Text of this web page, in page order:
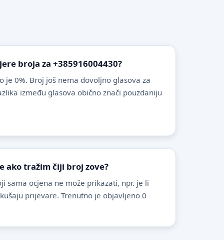
broja za +385916004430?
je 0%. Broj još nema dovoljno glasova za
između glasova obično znači pouzdaniju
ako tražim čiji broj zove?
sama ocjena ne može prikazati, npr. je li
prijevare. Trenutno je objavljeno 0